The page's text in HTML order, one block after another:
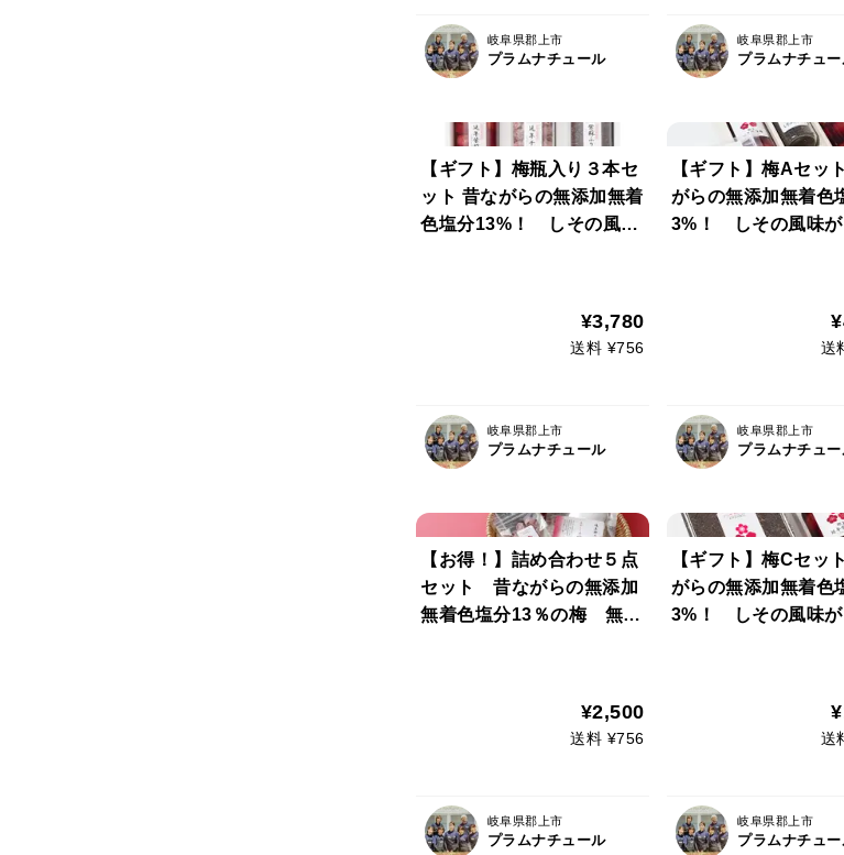
岐阜県郡上市
プラムナチュール
岐阜県郡上市
プラムナチュ
【ギフト】梅瓶入り３本セ
ット 昔ながらの無添加無着
色塩分13%！ しその風味
¥3,780
送料 ¥756
岐阜県郡上市
プラムナチュール
【ギフト】梅Aセッ
がらの無添加無着色
3%！ しその風味が
上げた干梅、使い方
送
岐阜県郡上市
プラムナチュ
【お得！】詰め合わせ５点
セット 昔ながらの無添加
無着色塩分13％の梅 無化
¥2,500
送料 ¥756
岐阜県郡上市
プラムナチュール
【ギフト】梅Cセッ
がらの無添加無着色
3%！ しその風味が
送
岐阜県郡上市
プラムナチュ